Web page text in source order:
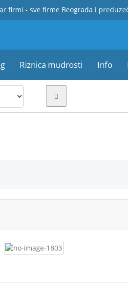
firmi - sve firme Beograda i
Riznica mudrosti Info